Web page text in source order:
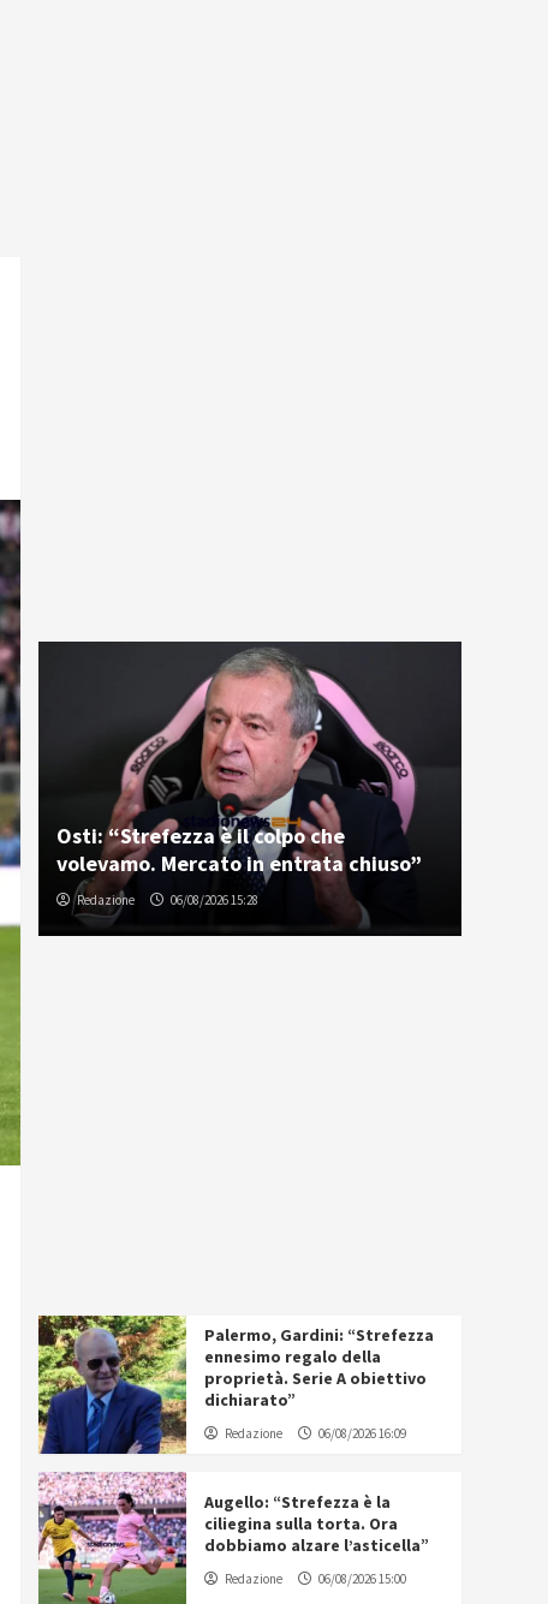
Osti: “Strefezza è il colpo che
volevamo. Mercato in entrata chiuso”
Redazione 06/08/2026 15:28
Palermo, Gardini: “Strefezza
ennesimo regalo della
proprietà. Serie A obiettivo
dichiarato”
Redazione 06/08/2026 16:09
Augello: “Strefezza è la
ciliegina sulla torta. Ora
dobbiamo alzare l’asticella”
Redazione 06/08/2026 15:00